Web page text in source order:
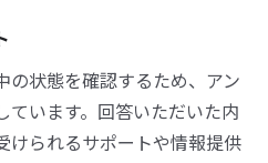
の状態を確認するため、アン
ています。回答いただいた内
けられるサポートや情報提供